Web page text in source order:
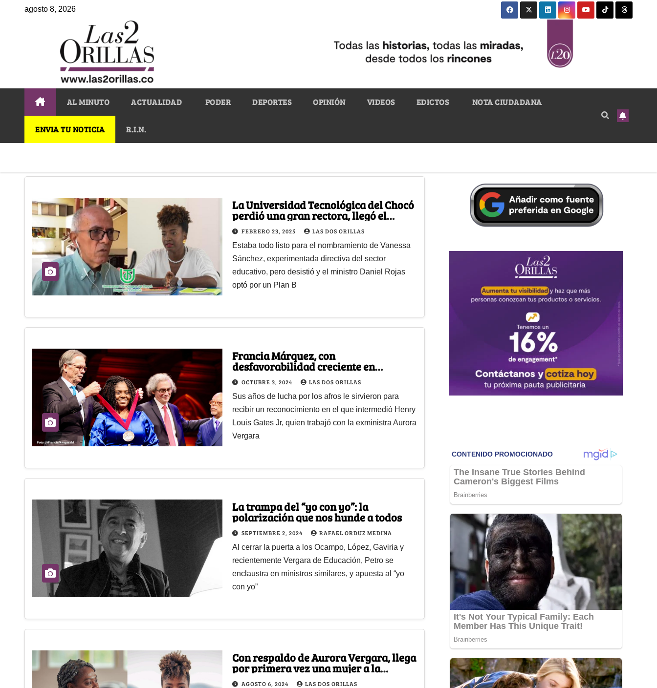
agosto 8, 2026
AL MINUTO ACTUALIDAD PODER DEPORTES OPINIÓN VIDEOS EDICTOS NOTA CIUDADANA
ENVIA TU NOTICIA R.I.N.
La Universidad Tecnológica del Chocó
perdió una gran rectora, llegó el
economista Luis Alfredo Giraldo
FEBRERO 23, 2025 LAS DOS ORILLAS
Estaba todo listo para el nombramiento de Vanessa
Sánchez, experimentada directiva del sector
educativo, pero desistió y el ministro Daniel Rojas
optó por un Plan B
Francia Márquez, con
desfavorabilidad creciente en
Colombia y muy reconocida en el
exterior
OCTUBRE 3, 2024 LAS DOS ORILLAS
Sus años de lucha por los afros le sirvieron para
recibir un reconocimiento en el que intermedió Henry
Louis Gates Jr, quien trabajó con la exministra Aurora
Vergara
La trampa del “yo con yo”: la
polarización que nos hunde a todos
SEPTIEMBRE 2, 2024 RAFAEL ORDUZ MEDINA
Al cerrar la puerta a los Ocampo, López, Gaviria y
recientemente Vergara de Educación, Petro se
enclaustra en ministros similares, y apuesta al “yo
con yo”
Con respaldo de Aurora Vergara, llega
por primera vez una mujer a la
rectoría de la Tecnológica del Chocó
AGOSTO 6, 2024 LAS DOS ORILLAS